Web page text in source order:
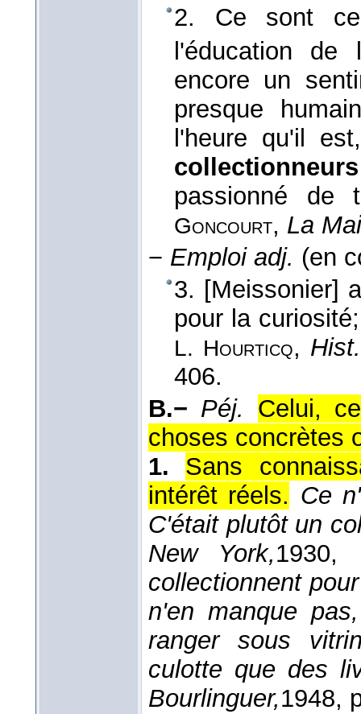
2. Ce sont
l'éducation
encore un
presque
l'heure qu'il
collectionneurs
passionné
Goncourt, La
− Emploi adj. (en
3. [Meissonier]
pour la
L. Hourticq,
406.
B.− Péj.
Celui,
choses concrètes
1.
Sans
intérêt réels. Ce
C'était plutôt un
New York,1930,
collectionnent
n'en manque
ranger sous
culotte que des
Bourlinguer,1948,